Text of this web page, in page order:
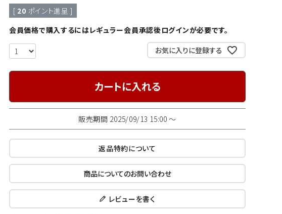
[ 20 ポイント進呈 ]
会員価格で購入するにはレギュラー会員承認後ログインが必要です。
お気に入りに登録する
カートに入れる
販売期間 2025/09/13 15:00〜
返品特約について
商品についてのお問い合わせ
レビューを書く